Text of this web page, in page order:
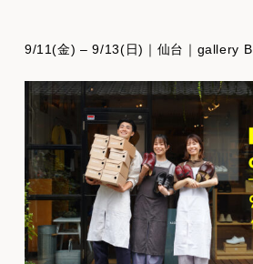
9/11(金) – 9/13(日)｜仙台｜gallery B